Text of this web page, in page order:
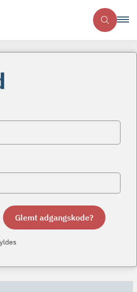
Glemt adgangskode?